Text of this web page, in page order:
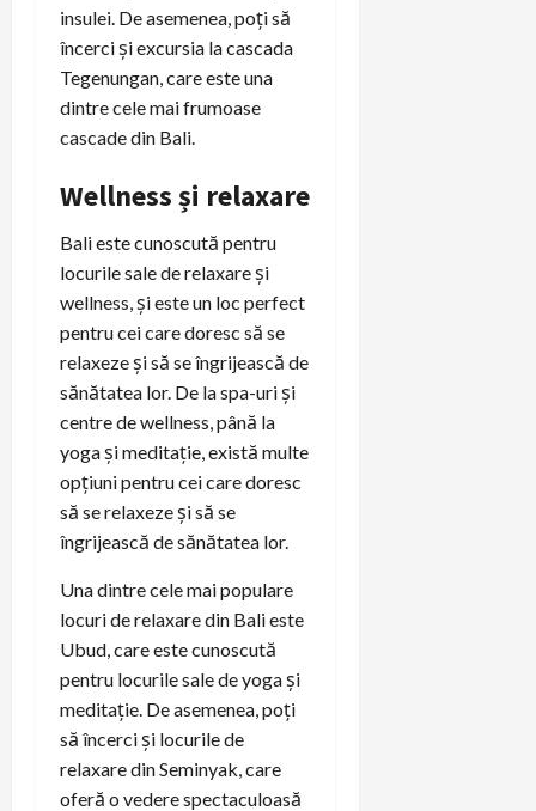
insulei. De asemenea, poți să
încerci și excursia la cascada
Tegenungan, care este una
dintre cele mai frumoase
cascade din Bali.
Wellness și relaxare
Bali este cunoscută pentru
locurile sale de relaxare și
wellness, și este un loc perfect
pentru cei care doresc să se
relaxeze și să se îngrijească de
sănătatea lor. De la spa-uri și
centre de wellness, până la
yoga și meditație, există multe
opțiuni pentru cei care doresc
să se relaxeze și să se
îngrijească de sănătatea lor.
Una dintre cele mai populare
locuri de relaxare din Bali este
Ubud, care este cunoscută
pentru locurile sale de yoga și
meditație. De asemenea, poți
să încerci și locurile de
relaxare din Seminyak, care
oferă o vedere spectaculoasă